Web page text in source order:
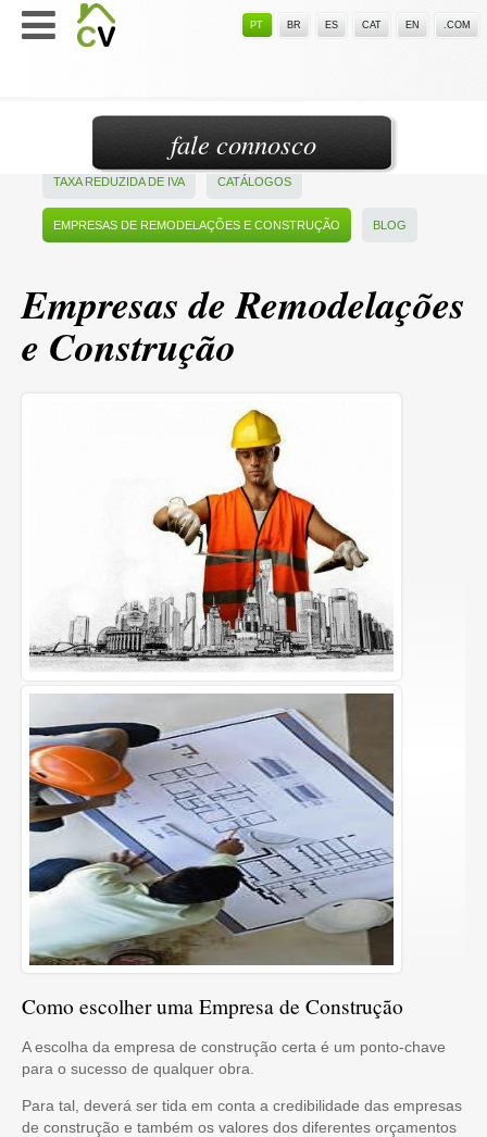
PT BR ES CAT EN .COM
TAXA REDUZIDA DE IVA CATÁLOGOS
EMPRESAS DE REMODELAÇÕES E CONSTRUÇÃO BLOG
Empresas de Remodelações
e Construção
Como escolher uma Empresa de Construção
A escolha da empresa de construção certa é um ponto-chave
para o sucesso de qualquer obra.
Para tal, deverá ser tida em conta a credibilidade das empresas
de construção e também os valores dos diferentes orçamentos
fale connosco